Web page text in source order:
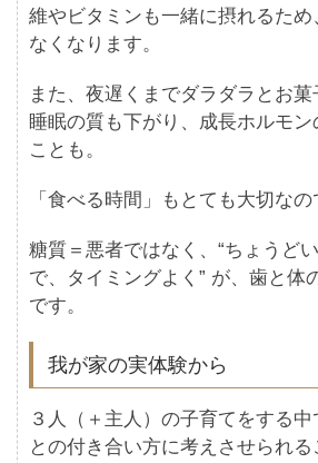
維やビタミンも一緒に摂れるた
なくなります。
また、夜遅くまでダラダラとお
睡眠の質も下がり、成長ホルモ
ことも。
「食べる時間」もとても大切なの
糖質＝悪者ではなく、“ちょうど
で、タイミングよく” が、歯と体
です。
我が家の実体験から
３人（＋主人）の子育てをする
との付き合い方に考えさせられ